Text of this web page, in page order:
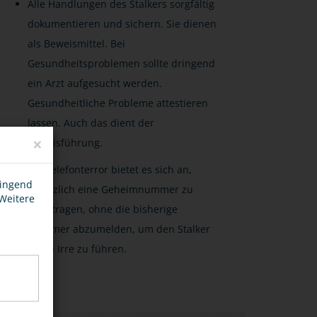
Alle Handlungen des Stalkers sorgfältig
dokumentieren und sichern. Sie dienen
als Beweismittel. Bei
Gesundheitsproblemen sollte dringend
ein Arzt aufgesucht werden.
Gesundheitliche Probleme attestieren
lassen. Auch das dient der
Beweisführung.
Bei Telefonterror bietet es sich an,
zusätzlich eine Geheimnummer zu
beantragen, ohne die bisherige
Nummer abzumelden, um den Stalker
in die Irre zu führen.
×